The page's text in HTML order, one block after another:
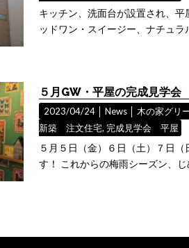
キッチン、洗面台が設置され、
ッドワン・スイージー、ナチュラ
５月GW・平屋の完成見学会
2023/04/24 │News 木の家グリ
新築 注文住宅,完成見学会 平屋
５月５日（金）６日（土）７日
す！ これからの梅雨シーズン、